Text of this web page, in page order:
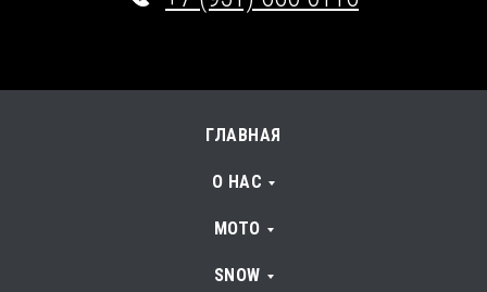
ГЛАВНАЯ
О НАС
МОТО
SNOW